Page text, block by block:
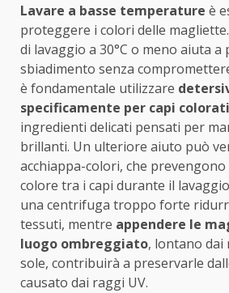
Lavare a basse temperature è
proteggere i colori delle
di lavaggio a 30°C o meno aiuta a
sbiadimento senza
è fondamentale utilizzare
specificamente per capi colorati
ingredienti delicati pensati per
brillanti. Un ulteriore aiuto può
acchiappa-colori, che
colore tra i capi durante il
una centrifuga troppo forte
tessuti, mentre appendere le
luogo ombreggiato, lontano dai
sole, contribuirà a preservarle
causato dai raggi UV.